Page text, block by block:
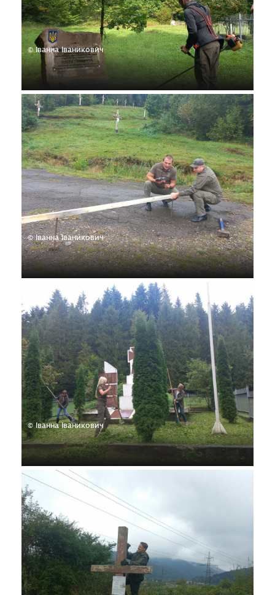
© Іванна Іваникович
© Іванна Іваникович
© Іванна Іваникович